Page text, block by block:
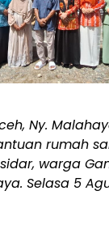
Ny.
rumah
warga
Selasa 5